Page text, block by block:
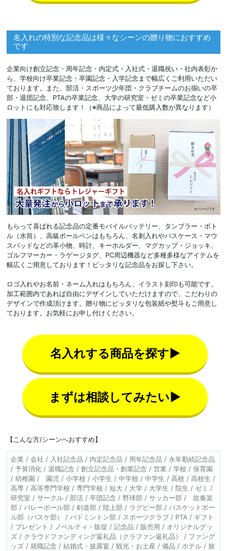
名入れの特別な記念品は様々なシーンの贈り物におすすめ
です
企業向け創立記念・周年記念・内定式・入社式・退職祝い・社内表彰か
ら、学校向け卒業記念・卒園記念・入学記念まで幅広くご利用いただい
ております。また、部活・スポーツ少年団・クラブチームのお揃いの卒
部・退団記念、PTAの卒業記念、大学の研究室・ゼミの卒業記念など小
ロットにも対応致します！（※商品によって最低購入数が異なります）
もらって喜ばれる記念品の定番モバイルバッテリー、タンブラー・ボト
ル（水筒）、高級ボールペンはもちろん、名刺入れやパスケース・マウ
スパッドなどの革小物、時計、キーホルダー、マグカップ・ジョッキ、
ゴルフマーカー・ラゲージタグ、PC周辺機器など多種多様なアイテムを
幅広くご用意しております！ピッタリな記念品をお探し下さい。
ロゴ入れやお名前・ネーム入れはもちろん、イラスト刻印も可能です。
加工範囲内であれば自由にデザインしていただけますので、こだわりの
デザインで作成頂けます。贈り物にピッタリな包装紙や熨斗もご用意し
ております。お気軽にお申し付けください。
名入れする商品を探す▶
まずは相談してみたい▶
【こんな方/シーンへおすすめ】
企業 / 会社 / 入社記念品 / 内定記念品 / 周年記念品 / 永年勤続記念品
/ 予算消化 / 退職記念 / 創立記念品・創業記念 / 営業 / 学校 / 保育園
/ 幼稚園 / 園児 / 小学校 / 小学生 / 中学校 / 中学生 / 高校 / 高校生 /
高専 / 高等専門学校 / 専門学校 / 短大 / 大学 / 大学生 / 院生 / ゼミ /
研究室 / サークル / 部活 / 卒団記念 / 野球部 / サッカー部 / 吹奏楽
部 / バレーボール部 / 剣道部 / 陸上部 / ラグビー部 / バスケットボー
ル部（バスケ部） / バドミントン部 / スポーツクラブ / PTA / ギフト
/ プレゼント / ノベルティ・販促 / 記念品 / 販売用 / オリジナルグッ
ズ / クラウドファンディング返礼品（クラファン返礼品） / ファング
ッズ / 就職記念 / 結婚式・披露宴 / 観光・お土産 / 備品 / ホテル / 旅